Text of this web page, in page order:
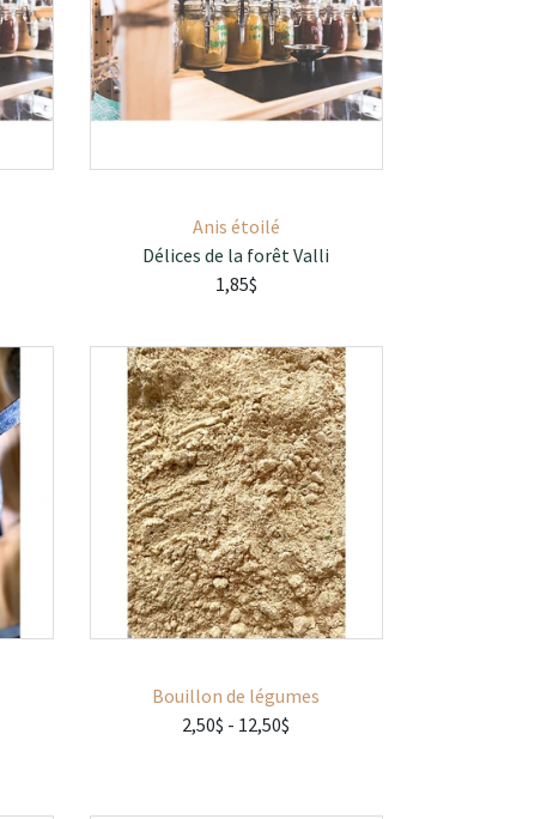
Anis étoilé
Délices de la forêt Valli
1,85$
Bouillon de légumes
2,50$ - 12,50$